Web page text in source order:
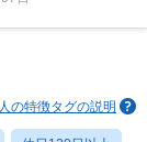
の特徴タグの説明